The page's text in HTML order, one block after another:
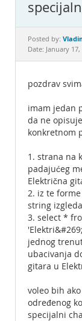
MySQL.com
Downloads
Documentation
Posted by:
Date: January
pozdrav
imam jedan
da ne
konkretnom
1. strana na
padajućeg
Električna
2. iz te
string
3. select *
jednog
ubacivanja
gitara u
voleo bih
određenog
specijalni